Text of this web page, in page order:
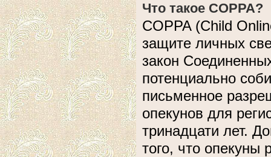
Что такое COPPA?
COPPA (Child
защите личных
закон
потенциально
письменное
опекунов для
тринадцати лет.
того, что опекуны